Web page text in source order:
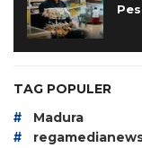
TAG POPULER
# Madura
#